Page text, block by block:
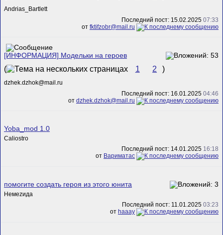
Andrias_Bartlett
Последний пост: 15.02.2025 07:33
от fktifzobr@mail.ru
[ИНФОРМАЦИЯ] Модельки на героев
( 1 2 )
dzhek.dzhok@mail.ru
Последний пост: 16.01.2025 04:46
от dzhek.dzhok@mail.ru
Yoba_mod 1.0
Caliostro
Последний пост: 14.01.2025 16:18
от Вариматас
помогите создать героя из этого юнита
Немеzида
Последний пост: 11.01.2025 03:23
от haaay